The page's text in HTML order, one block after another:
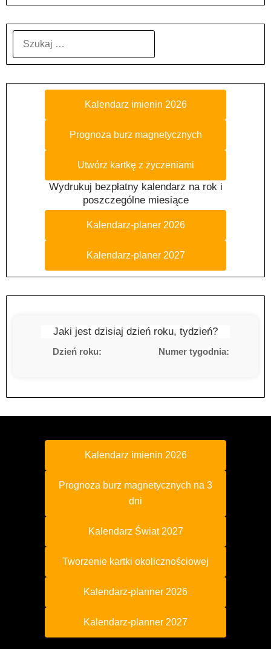
Kalendarz imienin 2026
Prognoza burz magnetycznych
Utwórz kartkę z życzeniami
Wydrukuj bezpłatny kalendarz na rok i
poszczególne miesiące
Kalendarz-planer 2026
Kalendarz-planer 2027
Jaki jest dzisiaj dzień roku, tydzień?
Dzień roku: Numer tygodnia:
Kalendarz imienin 2026
Prognoza burz magnetycznych na 3
dni
Kalendarz Świat 2027
Tworzenie kartki okolicznościowej
Kalendarz-planner 2026
Kalendarz-planner 2027